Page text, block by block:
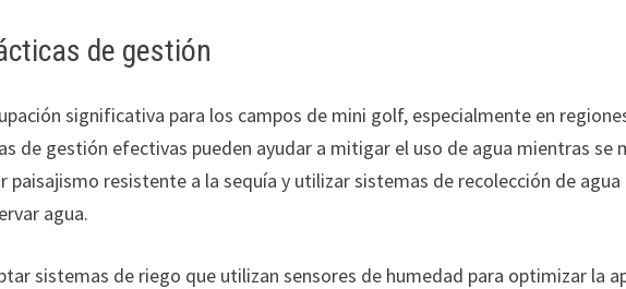
de gestión
significativa para los campos de mini golf, especialmente en
de gestión efectivas pueden ayudar a mitigar el uso de agua mientras se
resistente a la sequía y utilizar sistemas de recolección de agua
agua.
sistemas de riego que utilizan sensores de humedad para optimizar la